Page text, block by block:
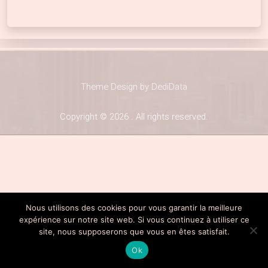
Theme Design by DediData
Copyright © 2026 . All rights reserved.
Nous utilisons des cookies pour vous garantir la meilleure
expérience sur notre site web. Si vous continuez à utiliser ce
site, nous supposerons que vous en êtes satisfait.
Ok